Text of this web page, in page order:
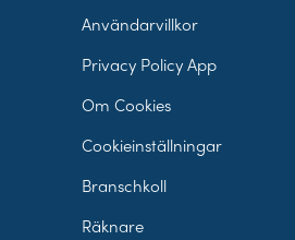
Användarvillkor
Privacy Policy App
Om Cookies
Cookieinställningar
Branschkoll
Räknare